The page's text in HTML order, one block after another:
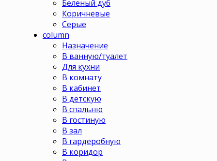
Беленый дуб
Коричневые
Серые
column
Назначение
В ванную/туалет
Для кухни
В комнату
В кабинет
В детскую
В спальню
В гостиную
В зал
В гардеробную
В коридор